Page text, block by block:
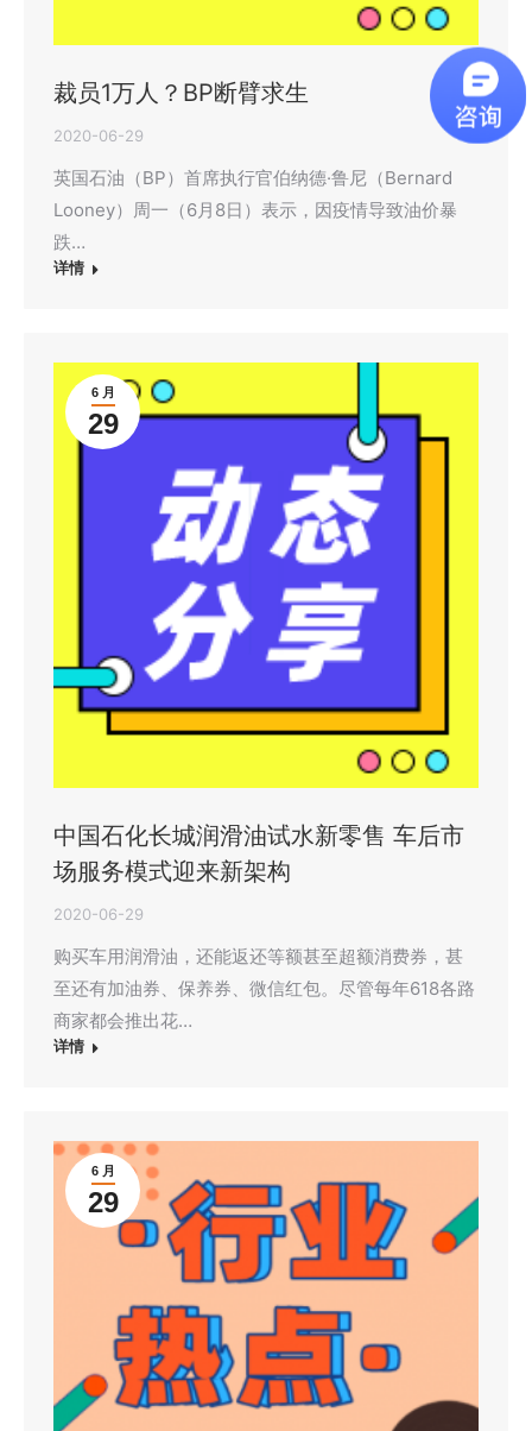
裁员1万人？BP断臂求生
2020-06-29
英国石油（BP）首席执行官伯纳德·鲁尼（Bernard
Looney）周一（6月8日）表示，因疫情导致油价暴
跌…
详情
6 月
29
中国石化长城润滑油试水新零售 车后市
场服务模式迎来新架构
2020-06-29
购买车用润滑油，还能返还等额甚至超额消费券，甚
至还有加油券、保养券、微信红包。尽管每年618各路
商家都会推出花…
详情
6 月
29